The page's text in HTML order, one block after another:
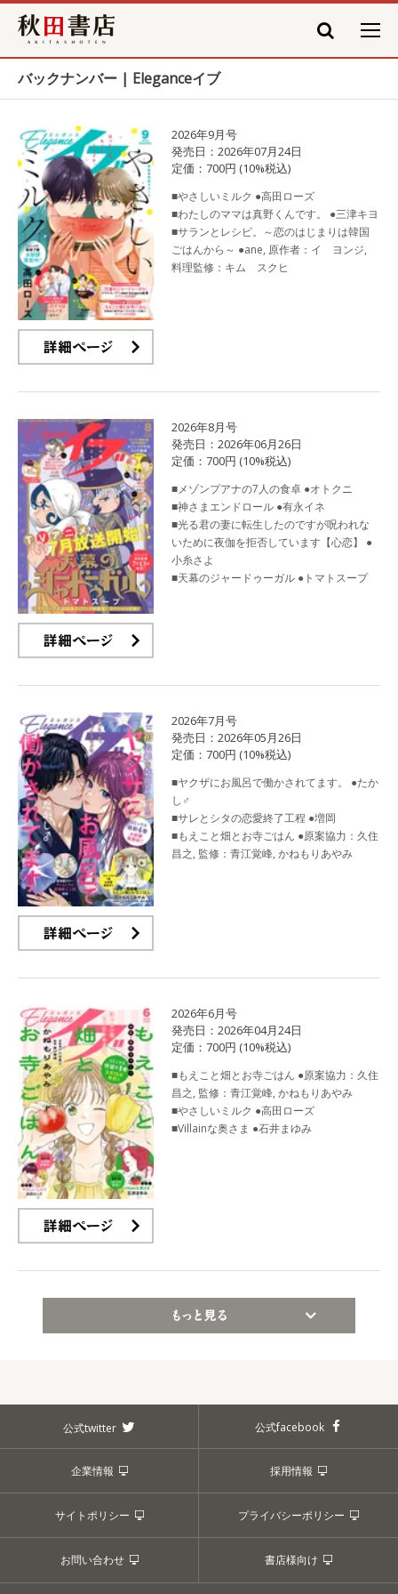
秋田書店
バックナンバー | Eleganceイブ
2026年9月号
発売日：2026年07月24日
定価：700円 (10%税込)
■やさしいミルク ●高田ローズ
■わたしのママは真野くんです。 ●三津キヨ
■サランとレシピ。～恋のはじまりは韓国
ごはんから～ ●ane, 原作者：イ ヨンジ,
料理監修：キム スクヒ
2026年8月号
発売日：2026年06月26日
定価：700円 (10%税込)
■メゾンプアナの7人の食卓 ●オトクニ
■神さまエンドロール ●有永イネ
■光る君の妻に転生したのですが呪われな
いために夜伽を拒否しています【心恋】 ●
小糸さよ
■天幕のジャードゥーガル ●トマトスープ
2026年7月号
発売日：2026年05月26日
定価：700円 (10%税込)
■ヤクザにお風呂で働かされてます。 ●たか
し♂
■サレとシタの恋愛終了工程 ●増岡
■もえこと畑とお寺ごはん ●原案協力：久住
昌之, 監修：青江覚峰, かねもりあやみ
2026年6月号
発売日：2026年04月24日
定価：700円 (10%税込)
■もえこと畑とお寺ごはん ●原案協力：久住
昌之, 監修：青江覚峰, かねもりあやみ
■やさしいミルク ●高田ローズ
■Villainな奥さま ●石井まゆみ
公式twitter 公式facebook
企業情報 採用情報
サイトポリシー プライバシーポリシー
お問い合わせ 書店様向け